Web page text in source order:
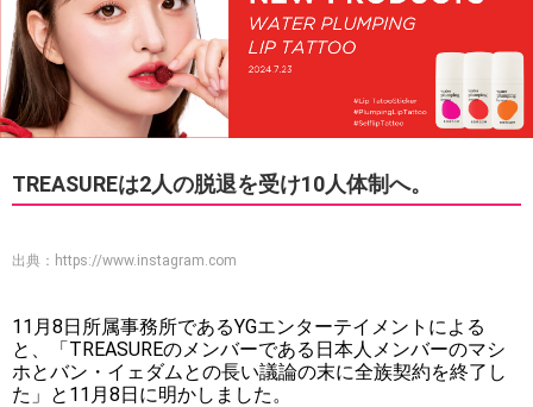
TREASUREは2人の脱退を受け10人体制へ。
出典： https://www.instagram.com
11月8日所属事務所であるYGエンターテイメントによる
と、「TREASUREのメンバーである日本人メンバーのマシ
ホとバン・イェダムとの長い議論の末に全族契約を終了し
た」と11月8日に明かしました。